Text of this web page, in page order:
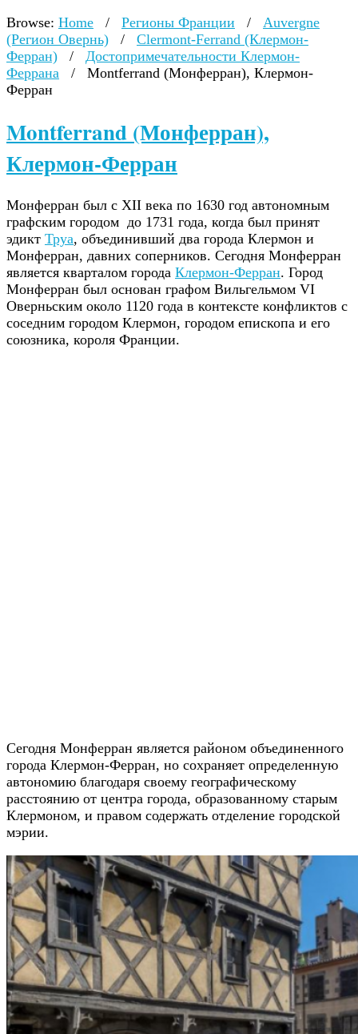
Browse: Home / Регионы Франции /
Auvergne
(Регион Овернь)
/
Clermont-Ferrand (Клермон-
Ферран)
/
Достопримечательности Клермон-
Феррана
/
Montferrand (Монферран), Клермон-
Ферран
Montferrand (Монферран),
Клермон-Ферран
Монферран был с XII века по 1630 год автономным
графским городом до 1731 года, когда был принят
эдикт Труа, объединивший два города Клермон и
Монферран, давних соперников. Сегодня Монферран
является кварталом города Клермон-Ферран. Город
Монферран был основан графом Вильгельмом VI
Оверньским около 1120 года в контексте конфликтов с
соседним городом Клермон, городом епископа и его
союзника, короля Франции.
Сегодня Монферран является районом объединенного
города Клермон-Ферран, но сохраняет определенную
автономию благодаря своему географическому
расстоянию от центра города, образованному старым
Клермоном, и правом содержать отделение городской
мэрии.